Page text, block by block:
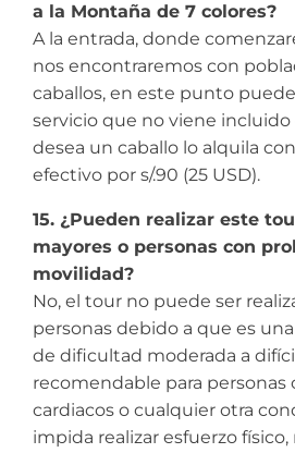
a la Montaña de 7 colores?
A la entrada, donde
nos encontraremos con
caballos, en este punto
servicio que no viene
desea un caballo lo alquila
efectivo por s/.90 (25 USD).
15. ¿Pueden realizar este
mayores o personas con
movilidad?
No, el tour no puede ser
personas debido a que es
de dificultad moderada a
recomendable para personas
cardiacos o cualquier otra
impida realizar esfuerzo físico,